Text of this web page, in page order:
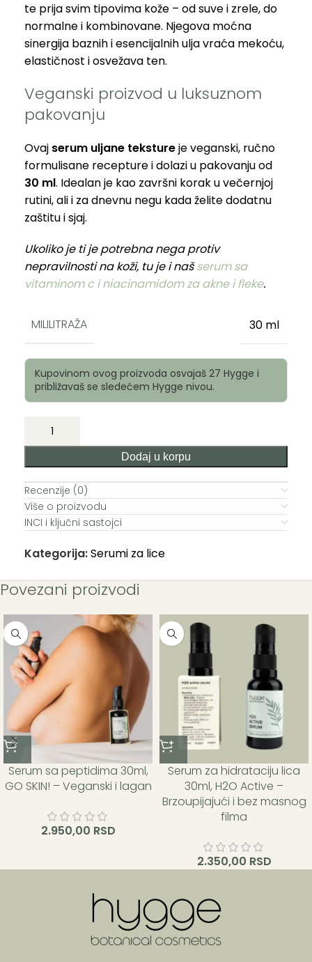
te prija svim tipovima kože – od suve i zrele, do
normalne i kombinovane. Njegova moćna
sinergija baznih i esencijalnih ulja vraća mekoću,
elastičnost i osvežava ten.
Veganski proizvod u luksuznom
pakovanju
Ovaj serum uljane teksturejeveganski, ručno
formulisane recepture i dolazi u pakovanju od
30 ml. Idealan je kao završni korak u večernjoj
rutini, ali i za dnevnu negu kada želite dodatnu
zaštitu i sjaj.
Ukoliko je ti je potrebna nega protiv
nepravilnosti na koži, tu je i našserum sa
vitaminom c i niacinamidom za akne i fleke.
MILILITRAŽA 30 ml
Kupovinom ovog proizvoda osvajaš 27 Hygge i
približavaš se sledećem Hygge nivou.
Dodaj u korpu
Recenzije (0)
Više o proizvodu
INCI i ključni sastojci
Kategorija:Serumi za lice
Povezani proizvodi
Serum sa peptidima 30ml,
GO SKIN! – Veganski i lagan
2.950,00 RSD
Serum za hidrataciju lica
30ml, H2O Active –
Brzoupijajući i bez masnog
filma
2.350,00 RSD